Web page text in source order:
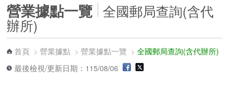
營業據點一覽 全國郵局查詢(含代
辦所)
首頁 >營業據點 >營業據點一覽 >全國郵局查詢(含代辦所)
最後檢視/更新日期：115/08/06